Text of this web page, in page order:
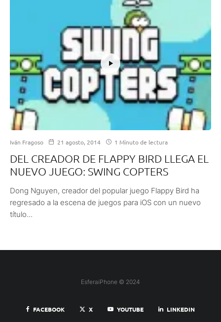
Iván Fragoso 21 agosto, 2014 1 Minuto de lectura
DEL CREADOR DE FLAPPY BIRD LLEGA EL
NUEVO JUEGO: SWING COPTERS
Dong Nguyen, creador del popular juego Flappy Bird ha
regresado a la escena de juegos para iOS con un nuevo
título...
EsferaiPhone © 2024
FACEBOOK X YOUTUBE LINKEDIN